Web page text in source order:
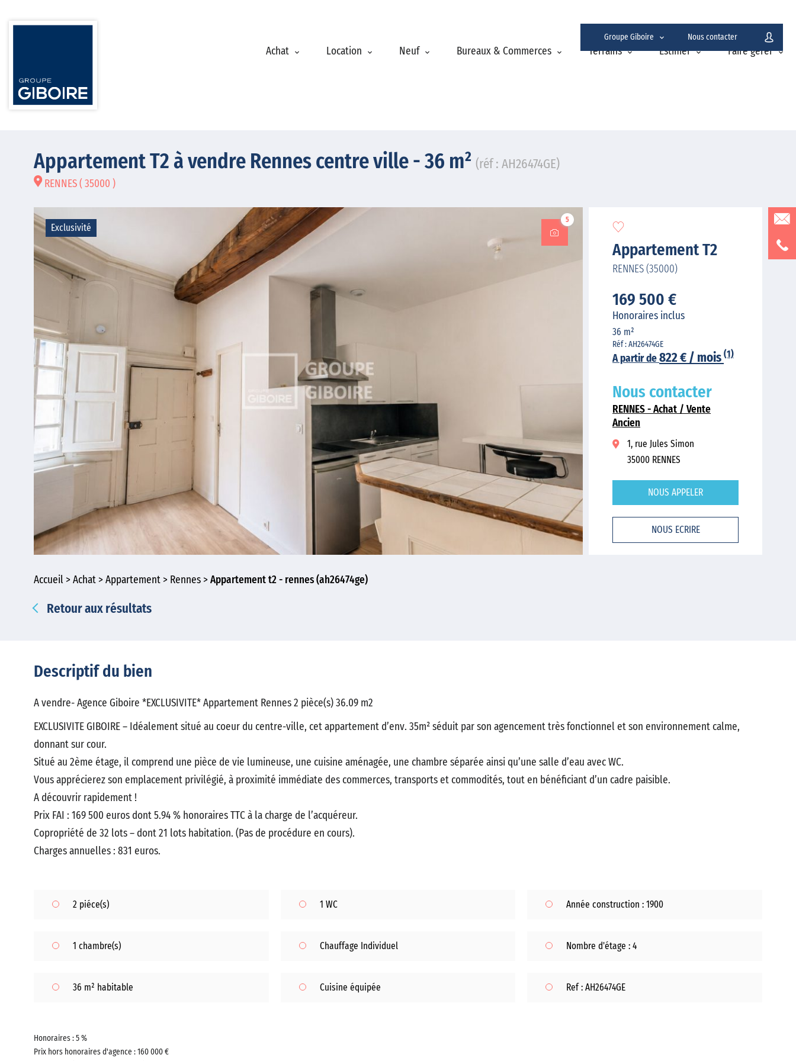
Achat Location Neuf Bureaux & Commerces Terrains Estimer Faire gérer
Groupe Giboire Nous contacter
Appartement T2 à vendre Rennes centre ville - 36 m² (réf : AH26474GE)
RENNES ( 35000 )
Exclusivité
5
Appartement T2
RENNES (35000)
169 500 €
Honoraires inclus
36 m²
Réf : AH26474GE
A partir de822 € / mois(1)
Nous contacter
RENNES - Achat / Vente
Ancien
1, rue Jules Simon
35000 RENNES
NOUS APPELER
NOUS ECRIRE
Accueil Achat Appartement Rennes Appartement t2 - rennes (ah26474ge)
Retour aux résultats
Descriptif du bien
A vendre- Agence Giboire *EXCLUSIVITE* Appartement Rennes 2 pièce(s) 36.09 m2
EXCLUSIVITE GIBOIRE – Idéalement situé au coeur du centre-ville, cet appartement d’env. 35m² séduit par son agencement très fonctionnel et son environnement calme,
donnant sur cour.
Situé au 2ème étage, il comprend une pièce de vie lumineuse, une cuisine aménagée, une chambre séparée ainsi qu’une salle d’eau avec WC.
Vous apprécierez son emplacement privilégié, à proximité immédiate des commerces, transports et commodités, tout en bénéficiant d’un cadre paisible.
A découvrir rapidement !
Prix FAI : 169 500 euros dont 5.94 % honoraires TTC à la charge de l’acquéreur.
Copropriété de 32 lots – dont 21 lots habitation. (Pas de procédure en cours).
Charges annuelles : 831 euros.
2 piéce(s)
1 chambre(s)
36 m² habitable
1 WC
Chauffage Individuel
Cuisine équipée
Année construction : 1900
Nombre d'étage : 4
Ref : AH26474GE
Honoraires : 5 %
Prix hors honoraires d'agence : 160 000 €